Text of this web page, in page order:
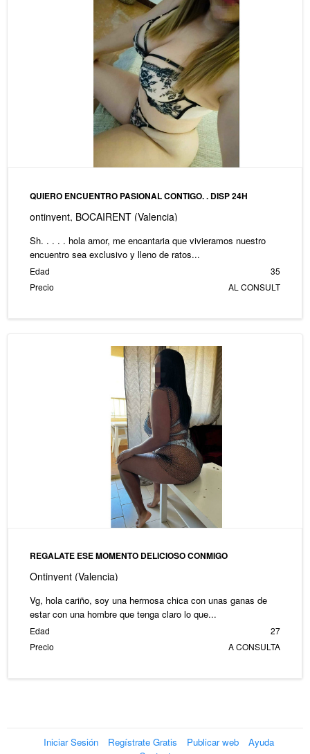
QUIERO ENCUENTRO PASIONAL CONTIGO. . DISP 24H
ontinyent, BOCAIRENT (Valencia)
Sh. . . . . hola amor, me encantaria que vivieramos nuestro
encuentro sea exclusivo y lleno de ratos...
Edad
35
Precio
AL CONSULT
REGALATE ESE MOMENTO DELICIOSO CONMIGO
Ontinyent (Valencia)
Vg, hola cariño, soy una hermosa chica con unas ganas de
estar con una hombre que tenga claro lo que...
Edad
27
Precio
A CONSULTA
Iniciar Sesión Regístrate Gratis Publicar web
Ayuda